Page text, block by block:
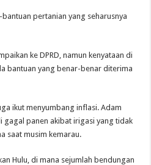
pertanian yang seharusnya
ke DPRD, namun kenyataan di
bantuan yang benar-benar diterima
ikut menyumbang inflasi. Adam
gagal panen akibat irigasi yang tidak
saat musim kemarau.
Hulu, di mana sejumlah bendungan